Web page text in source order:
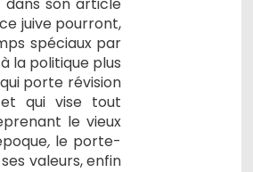
juive pourront,
spéciaux par
la politique plus
porte révision
qui vise tout
le vieux
, le porte-
valeurs, enfin